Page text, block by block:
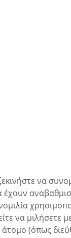
να
να μιλήσετε
(όπως